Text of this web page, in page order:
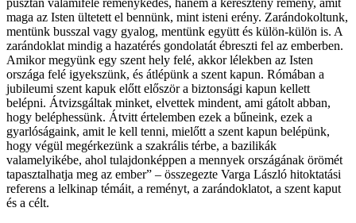
maga az Isten ültetett el bennünk, mint isteni erény. Zarándokoltunk,
mentünk busszal vagy gyalog, mentünk együtt és külön-külön is. A
zarándoklat mindig a hazatérés gondolatát ébreszti fel az emberben.
Amikor megyünk egy szent hely felé, akkor lélekben az Isten
országa felé igyekszünk, és átlépünk a szent kapun. Rómában a
jubileumi szent kapuk előtt először a biztonsági kapun kellett
belépni. Átvizsgáltak minket, elvettek mindent, ami gátolt abban,
hogy beléphessünk. Átvitt értelemben ezek a bűneink, ezek a
gyarlóságaink, amit le kell tenni, mielőtt a szent kapun belépünk,
hogy végül megérkezünk a szakrális térbe, a bazilikák
valamelyikébe, ahol tulajdonképpen a mennyek országának örömét
tapasztalhatja meg az ember” – összegezte Varga László hitoktatási
referens a lelkinap témáit, a reményt, a zarándoklatot, a szent kaput
és a célt.